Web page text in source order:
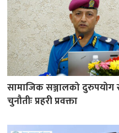
सामाजिक सञ्जालको दुरुपयोग
चुनौतीः प्रहरी प्रवक्ता